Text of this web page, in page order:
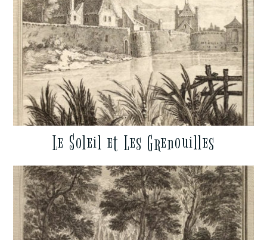
Le Soleil et Les Grenouilles